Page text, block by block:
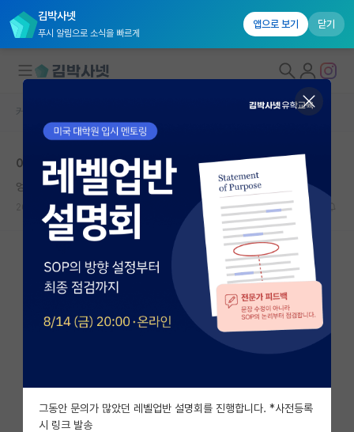
김박사넷
푸시 알림으로 소식을 빠르게
앱으로 보기 닫기
대학원생 모집
국내대학원 정보
연구실&오픈랩
커뮤니티
커뮤니티 홈
전체글보기
베스트 게시판
자유 게시판(아무개랩)
미국 유학 게시판
커뮤니티 홈
이게 평균인가요
엉뚱한 레온하르트 오일러
2026.05.05 15 5854
그동안 문의가 많았던 레벨업반 설명회를 진행합니다. *사전등록
시 링크 발송